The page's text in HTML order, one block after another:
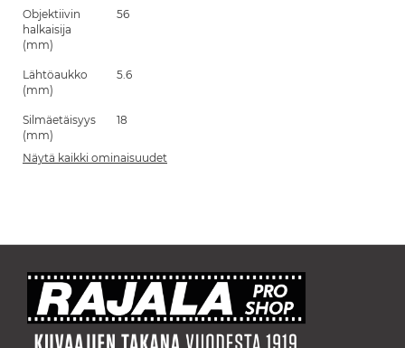
Objektiivin
halkaisija
(mm)
56
Lähtöaukko
(mm)
5.6
Silmäetäisyys
(mm)
18
Näytä kaikki ominaisuudet